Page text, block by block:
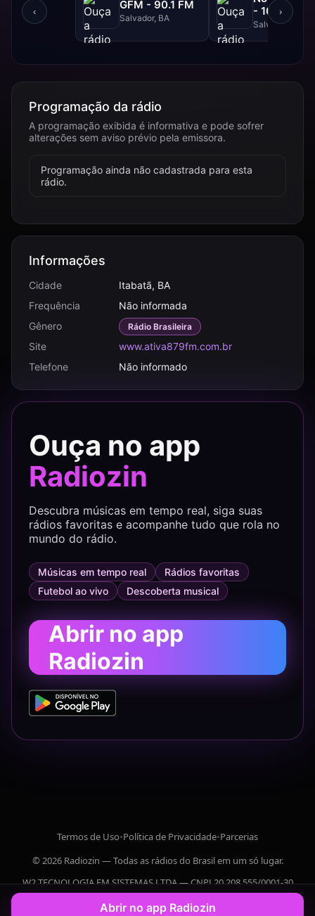
‹
GFM - 90.1 FM
Salvador, BA
- 104.7 FM
Salvador, BA
›
Programação da rádio
A programação exibida é informativa e pode sofrer
alterações sem aviso prévio pela emissora.
Programação ainda não cadastrada para esta
rádio.
Informações
Cidade
Itabatã, BA
Frequência
Não informada
Gênero
Rádio Brasileira
Site
www.ativa879fm.com.br
Telefone
Não informado
Ouça no app
Radiozin
Descubra músicas em tempo real, siga suas
rádios favoritas e acompanhe tudo que rola no
mundo do rádio.
Músicas em tempo real
Rádios favoritas
Futebol ao vivo
Descoberta musical
Abrir no app
Radiozin
Termos de Uso•Política de Privacidade•Parcerias
© 2026 Radiozin — Todas as rádios do Brasil em um só lugar.
W2 TECNOLOGIA EM SISTEMAS LTDA — CNPJ 20.208.555/0001-30
Abrir no app Radiozin